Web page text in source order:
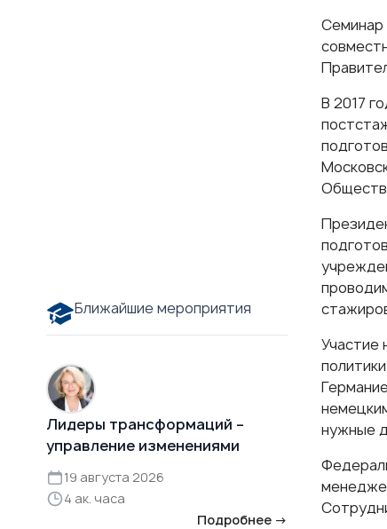
Семинар
В 2017
Участие
нужные
Ближайшие мероприятия
Лидеры трансформаций –
управление изменениями
19 августа 2026
4 ак. часа
Подробнее →